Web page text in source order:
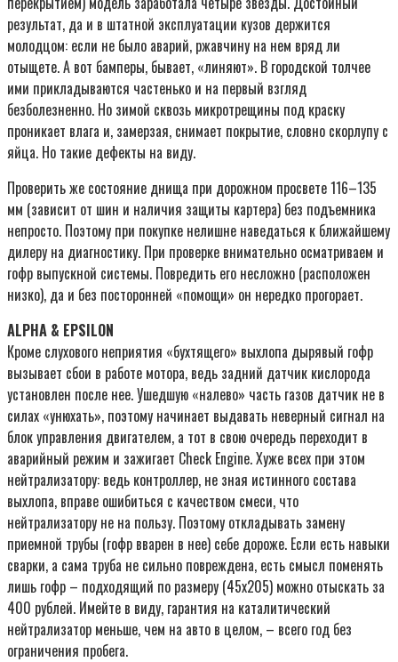
результат, да и в штатной эксплуатации кузов держится
молодцом: если не было аварий, ржавчину на нем вряд ли
отыщете. А вот бамперы, бывает, «линяют». В городской толчее
ими прикладываются частенько и на первый взгляд
безболезненно. Но зимой сквозь микротрещины под краску
проникает влага и, замерзая, снимает покрытие, словно скорлупу с
яйца. Но такие дефекты на виду.
Проверить же состояние днища при дорожном просвете 116–135
мм (зависит от шин и наличия защиты картера) без подъемника
непросто. Поэтому при покупке нелишне наведаться к ближайшему
дилеру на диагностику. При проверке внимательно осматриваем и
гофр выпускной системы. Повредить его несложно (расположен
низко), да и без посторонней «помощи» он нередко прогорает.
ALPHA & EPSILON
Кроме слухового неприятия «бухтящего» выхлопа дырявый гофр
вызывает сбои в работе мотора, ведь задний датчик кислорода
установлен после нее. Ушедшую «налево» часть газов датчик не в
силах «унюхать», поэтому начинает выдавать неверный сигнал на
блок управления двигателем, а тот в свою очередь переходит в
аварийный режим и зажигает Check Engine. Хуже всех при этом
нейтрализатору: ведь контроллер, не зная истинного состава
выхлопа, вправе ошибиться с качеством смеси, что
нейтрализатору не на пользу. Поэтому откладывать замену
приемной трубы (гофр вварен в нее) себе дороже. Если есть навыки
сварки, а сама труба не сильно повреждена, есть смысл поменять
лишь гофр – подходящий по размеру (45х205) можно отыскать за
400 рублей. Имейте в виду, гарантия на каталитический
нейтрализатор меньше, чем на авто в целом, – всего год без
ограничения пробега.